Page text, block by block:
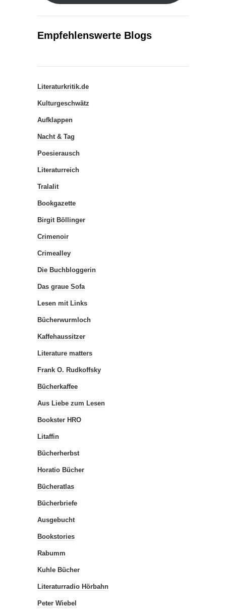
Empfehlenswerte Blogs
Literaturkritik.de
Kulturgeschwätz
Aufklappen
Nacht & Tag
Poesierausch
Literaturreich
Tralalit
Bookgazette
Birgit Böllinger
Crimenoir
Crimealley
Die Buchbloggerin
Das graue Sofa
Lesen mit Links
Bücherwurmloch
Kaffehaussitzer
Literature matters
Frank O. Rudkoffsky
Bücherkaffee
Aus Liebe zum Lesen
Bookster HRO
Litaffin
Bücherherbst
Horatio Bücher
Bücheratlas
Bücherbriefe
Ausgebucht
Bookstories
Rabumm
Kuhle Bücher
Literaturradio Hörbahn
Peter Wiebel